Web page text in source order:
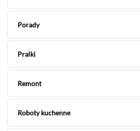
Porady
Pralki
Remont
Roboty kuchenne